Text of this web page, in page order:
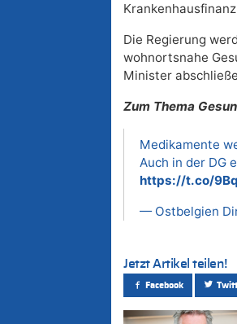
Die Regierung
wohnortsnahe
Minister
Zum Thema
Medikamente
Auch in der DG
https://t.co/
— Ostbelgien
Jetzt Artikel teilen!
Facebook